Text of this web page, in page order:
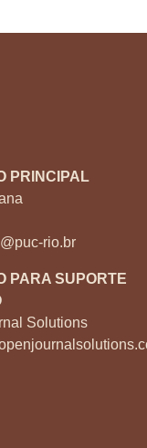
PRINCIPAL
rio.br
PARA SUPORTE
Solutions